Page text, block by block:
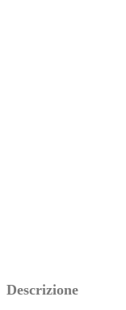
Descrizione